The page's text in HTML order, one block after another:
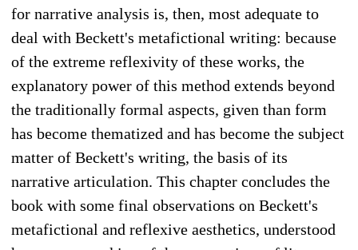
for narrative analysis is, then, most adequate to
deal with Beckett's metafictional writing: because
of the extreme reflexivity of these works, the
explanatory power of this method extends beyond
the traditionally formal aspects, given than form
has become thematized and has become the subject
matter of Beckett's writing, the basis of its
narrative articulation. This chapter concludes the
book with some final observations on Beckett's
metafictional and reflexive aesthetics, understood